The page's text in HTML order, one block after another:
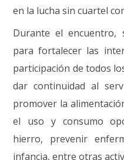
en la lucha sin cuartel
Durante el encuentro,
para fortalecer las
participación de todos
dar continuidad al
promover la
el uso y consumo
hierro, prevenir
infancia, entre otras